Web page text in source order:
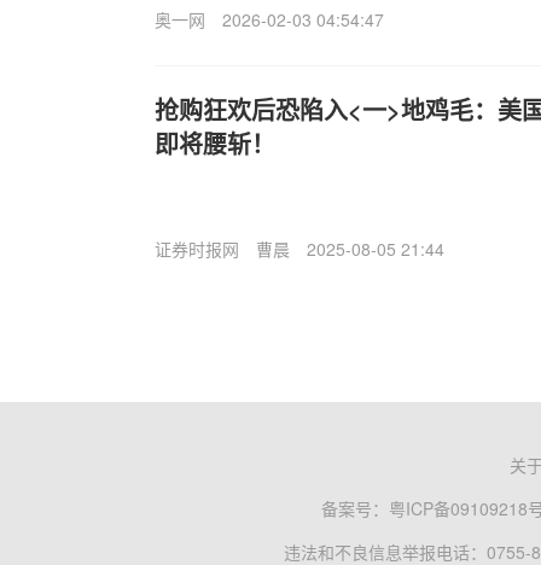
奥一网 2026-02-03 04:54:47
抢购狂欢后恐陷入<一>地鸡毛：美
即将腰斩！
证券时报网 曹晨 2025-08-05 21:44
关
备案号： 粤ICP备09109218
违法和不良信息举报电话：0755-